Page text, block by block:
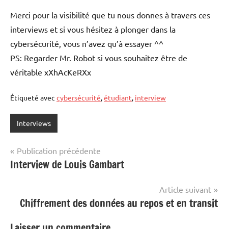
Merci pour la visibilité que tu nous donnes à travers ces
interviews et si vous hésitez à plonger dans la
cybersécurité, vous n’avez qu’à essayer ^^
PS: Regarder Mr. Robot si vous souhaitez être de
véritable xXhAcKeRXx
Étiqueté avec cybersécurité,étudiant, interview
Interviews
Navigation
de
Publication précédente
Interview de Louis Gambart
Article suivant
Chiffrement des données au repos et en transit